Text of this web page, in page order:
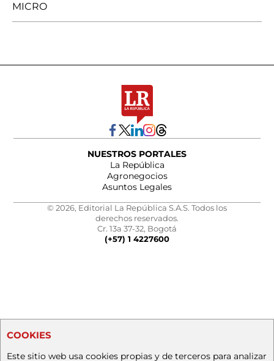
MICRO
NUESTROS PORTALES
La República
Agronegocios
Asuntos Legales
© 2026, Editorial La República S.A.S. Todos los
derechos reservados.
Cr. 13a 37-32, Bogotá
(+57) 1 4227600
COOKIES
Este sitio web usa cookies propias y de terceros para analizar